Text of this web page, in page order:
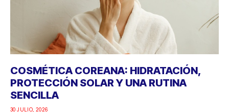
COSMÉTICA COREANA: HIDRATACIÓN,
PROTECCIÓN SOLAR Y UNA RUTINA
SENCILLA
30 JULIO, 2026